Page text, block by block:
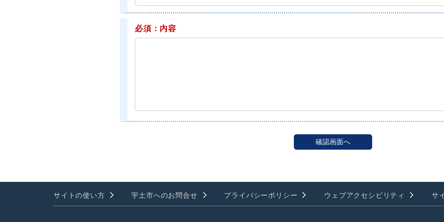
必須：内容
サイトの使い方 宇土市へのお問合せ プライバシーポリシー ウェブアクセシビリティ サ